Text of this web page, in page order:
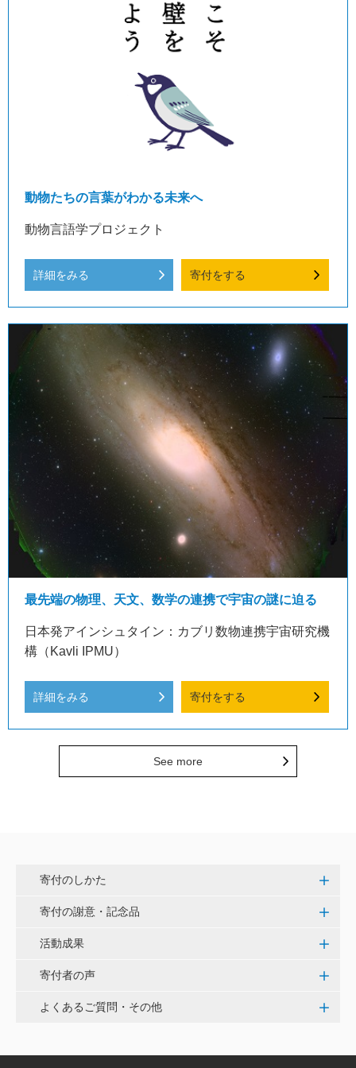
動物たちの言葉がわかる未来へ
動物言語学プロジェクト
詳細をみる 寄付をする
最先端の物理、天文、数学の連携で宇宙の謎に迫る
日本発アインシュタイン：カブリ数物連携宇宙研究機
構（Kavli IPMU）
詳細をみる 寄付をする
See more
寄付のしかた
寄付の謝意・記念品
活動成果
寄付者の声
よくあるご質問・その他